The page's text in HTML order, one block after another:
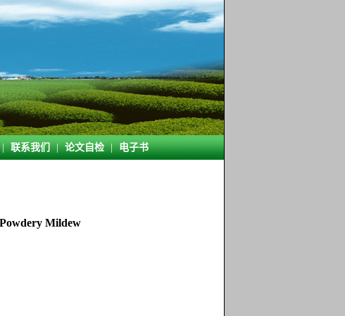
| 联系我们 | 论文自检 | 电子书
Powdery Mildew